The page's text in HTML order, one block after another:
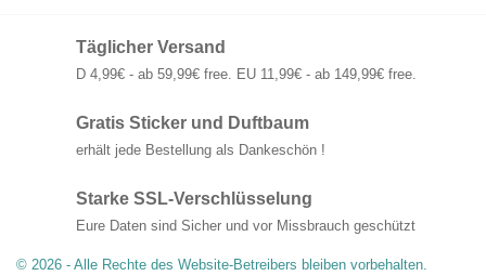
Täglicher Versand
D 4,99€ - ab 59,99€ free. EU 11,99€ - ab 149,99€ free.
Gratis Sticker und Duftbaum
erhält jede Bestellung als Dankeschön !
Starke SSL-Verschlüsselung
Eure Daten sind Sicher und vor Missbrauch geschützt
© 2026 - Alle Rechte des Website-Betreibers bleiben vorbehalten.